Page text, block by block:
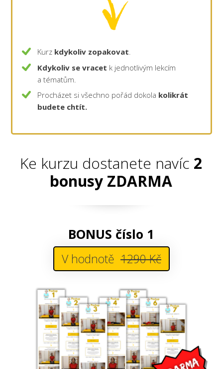
Kurz kdykoliv zopakovat.
Kdykoliv se vracet k jednotlivým lekcím
a tématům.
Procházet si všechno pořád dokola kolikrát
budete chtít.
Ke kurzu dostanete navíc 2
bonusy ZDARMA
BONUS číslo 1
V hodnotě 1290 Kč